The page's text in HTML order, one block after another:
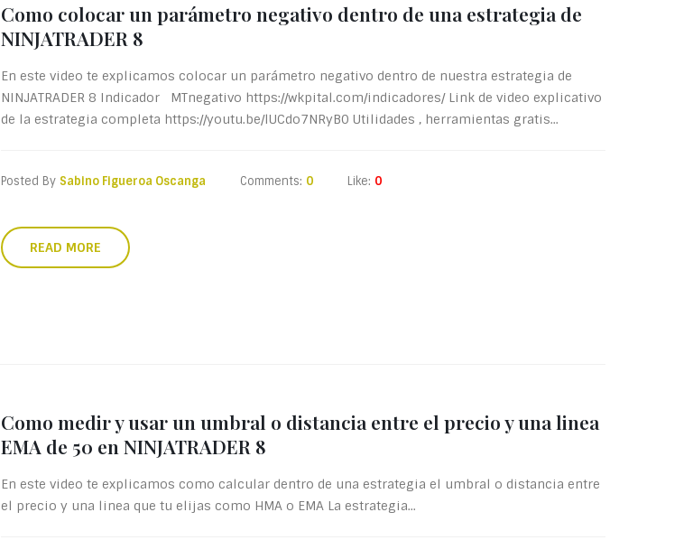
Como colocar un parámetro negativo dentro de una estrategia de
NINJATRADER 8
En este video te explicamos colocar un parámetro negativo dentro de nuestra estrategia de
NINJATRADER 8 Indicador MTnegativo https://wkpital.com/indicadores/ Link de video explicativo
de la estrategia completa https://youtu.be/lUCdo7NRyB0 Utilidades , herramientas gratis...
Posted By Sabino Figueroa Oscanga Comments: 0 Like: 0
READ MORE
Como medir y usar un umbral o distancia entre el precio y una linea
EMA de 50 en NINJATRADER 8
En este video te explicamos como calcular dentro de una estrategia el umbral o distancia entre
el precio y una linea que tu elijas como HMA o EMA La estrategia...